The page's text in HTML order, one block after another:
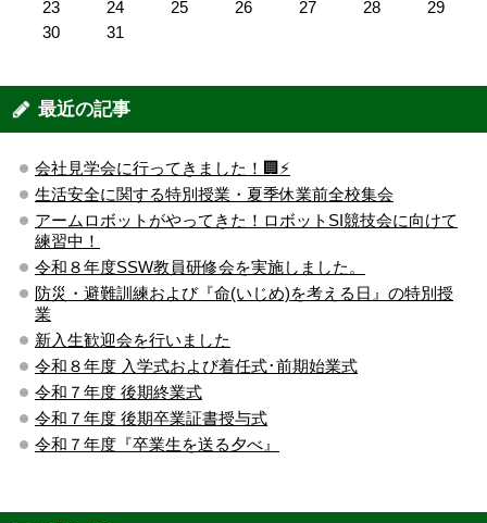
23
24 25 26 27 28
29
30
31
最近の記事
会社見学会に行ってきました！🏢⚡️
生活安全に関する特別授業・夏季休業前全校集会
アームロボットがやってきた！ロボットSI競技会に向けて
練習中！
令和８年度SSW教員研修会を実施しました。
防災・避難訓練および『命(いじめ)を考える日』の特別授
業
新入生歓迎会を行いました
令和８年度 入学式および着任式･前期始業式
令和７年度 後期終業式
令和７年度 後期卒業証書授与式
令和７年度『卒業生を送る夕べ』